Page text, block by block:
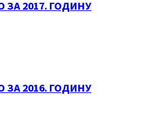
2017. ГОДИНУ
2016. ГОДИНУ